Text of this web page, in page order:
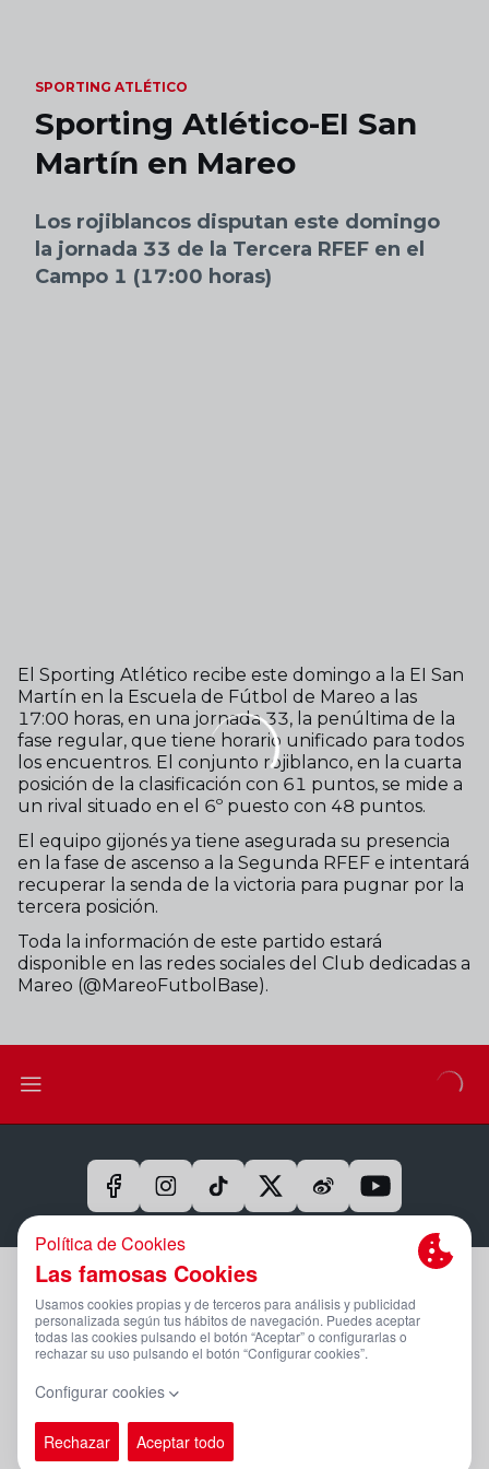
SPORTING ATLÉTICO
Sporting Atlético-EI San
Martín en Mareo
Los rojiblancos disputan este domingo
la jornada 33 de la Tercera RFEF en el
Campo 1 (17:00 horas)
El Sporting Atlético recibe este domingo a la EI San
Martín en la Escuela de Fútbol de Mareo a las
17:00 horas, en una jornada 33, la penúltima de la
fase regular, que tiene horario unificado para todos
los encuentros. El conjunto rojiblanco, en la cuarta
posición de la clasificación con 61 puntos, se mide a
un rival situado en el 6º puesto con 48 puntos.
El equipo gijonés ya tiene asegurada su presencia
en la fase de ascenso a la Segunda RFEF e intentará
recuperar la senda de la victoria para pugnar por la
tercera posición.
Toda la información de este partido estará
disponible en las redes sociales del Club dedicadas a
Mareo (@MareoFutbolBase).
Aviso Legal Y Condiciones De Uso
Política De Privacidad
Compromiso Con La Protección De Datos Personales
Canal Ético
PÁGINA OFICIAL © REAL SPORTING 2025